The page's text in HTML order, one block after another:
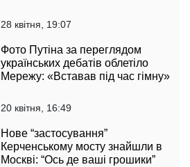
28 квітня, 19:07
Фото Путіна за переглядом
українських дебатів облетіло
Мережу: «Вставав під час гімну»
20 квітня, 16:49
Нове “застосування”
Керченському мосту знайшли в
Москві: “Ось де ваші грошики”